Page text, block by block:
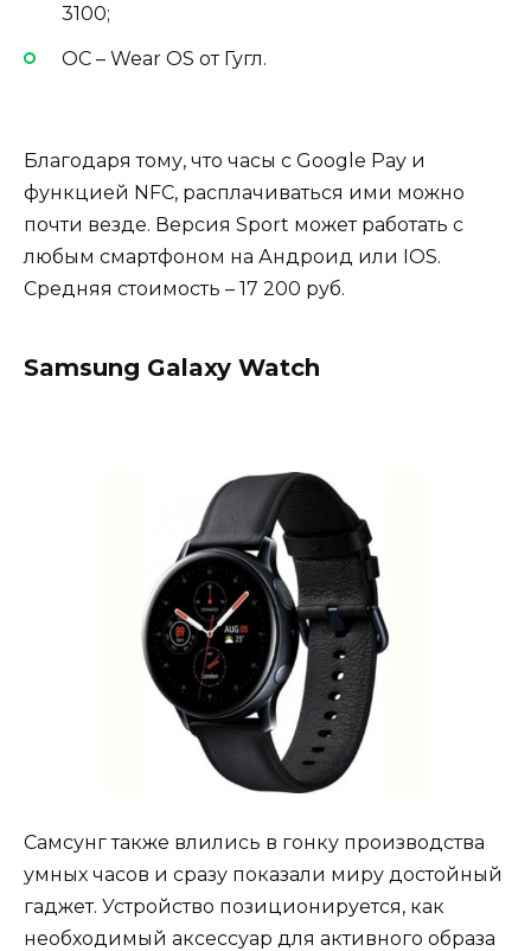
3100;
ОС – Wear OS от Гугл.
Благодаря тому, что часы с Google Pay и
функцией NFC, расплачиваться ими можно
почти везде. Версия Sport может работать с
любым смартфоном на Андроид или IOS.
Средняя стоимость – 17 200 руб.
Samsung Galaxy Watch
Самсунг также влились в гонку производства
умных часов и сразу показали миру достойный
гаджет. Устройство позиционируется, как
необходимый аксессуар для активного образа